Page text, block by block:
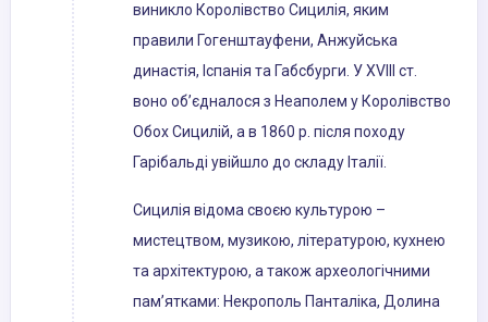
виникло Королівство Сицилія, яким
правили Гогенштауфени, Анжуйська
династія, Іспанія та Габсбурги. У XVIII ст.
воно об’єдналося з Неаполем у Королівство
Обох Сицилій, а в 1860 р. після походу
Гарібальді увійшло до складу Італії.
Сицилія відома своєю культурою –
мистецтвом, музикою, літературою, кухнею
та архітектурою, а також археологічними
пам’ятками: Некрополь Панталіка, Долина